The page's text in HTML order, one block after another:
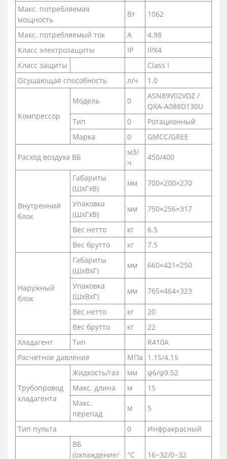
Макс. потребляемая
мощность
Вт 1062
Макс. потребляемый ток А
4.98
Класс электрозащиты
IP
IPX4
Класс защиты
Class I
Осушающая способность
л/ч 1.0
Компрессор
Модель 0
ASN89V02VDZ /
QXA-A088D130U
Тип
0
Ротационный
Марка
0 GMCC/GREE
Расход воздуха ВБ
м3/
ч
450/400
Внутренний
блок
Габариты
(ШxГxВ)
мм 700×200×270
Упаковка
(ШxГxВ)
мм 750×256×317
Вес нетто кг
6.5
Вес брутто
кг 7.5
Наружный
блок
Габариты
(ШxВxГ)
мм 660×421×250
Упаковка
(ШxВxГ)
мм 765×464×323
Вес нетто кг
20
Вес брутто
кг
22
Хладагент
Тип
R410A
Расчётное давление
МПа 1.15/4.15
Трубопровод
хладагента
Жидкость/газ мм
φ6/φ9.52
Макс. длина
м
15
Макс.
перепад
м 5
Тип пульта 0 Инфракрасный
ВБ
(охлаждение/
°C 16~32/0~32